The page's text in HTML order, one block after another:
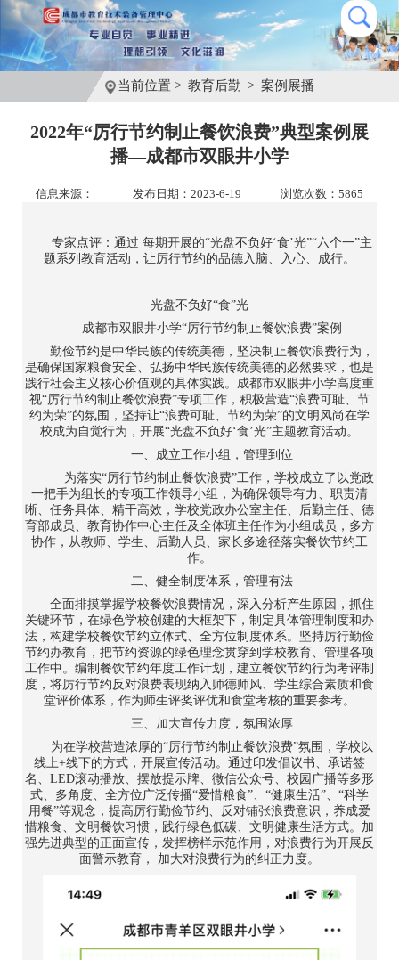
当前位置 > 教育后勤 > 案例展播
2022年“厉行节约制止餐饮浪费”典型案例展
播—成都市双眼井小学
信息来源： 发布日期：2023-6-19 浏览次数：5865
专家点评：通过 每期开展的“光盘不负好‘食’光”“六个一”主
题系列教育活动，让厉行节约的品德入脑、入心、成行。
光盘不负好“食”光
——成都市双眼井小学“厉行节约制止餐饮浪费”案例
勤俭节约是中华民族的传统美德，坚决制止餐饮浪费行为，
是确保国家粮食安全、弘扬中华民族传统美德的必然要求，也是
践行社会主义核心价值观的具体实践。成都市双眼井小学高度重
视“厉行节约制止餐饮浪费”专项工作，积极营造“浪费可耻、节
约为荣”的氛围，坚持让“浪费可耻、节约为荣”的文明风尚在学
校成为自觉行为，开展“光盘不负好‘食’光”主题教育活动。
一、成立工作小组，管理到位
为落实“厉行节约制止餐饮浪费”工作，学校成立了以党政
一把手为组长的专项工作领导小组，为确保领导有力、职责清
晰、任务具体、精干高效，学校党政办公室主任、后勤主任、德
育部成员、教育协作中心主任及全体班主任作为小组成员，多方
协作，从教师、学生、后勤人员、家长多途径落实餐饮节约工
作。
二、健全制度体系，管理有法
全面排摸掌握学校餐饮浪费情况，深入分析产生原因，抓住
关键环节，在绿色学校创建的大框架下，制定具体管理制度和办
法，构建学校餐饮节约立体式、全方位制度体系。坚持厉行勤俭
节约办教育，把节约资源的绿色理念贯穿到学校教育、管理各项
工作中。编制餐饮节约年度工作计划，建立餐饮节约行为考评制
度，将厉行节约反对浪费表现纳入师德师风、学生综合素质和食
堂评价体系，作为师生评奖评优和食堂考核的重要参考。
三、加大宣传力度，氛围浓厚
为在学校营造浓厚的“厉行节约制止餐饮浪费”氛围，学校以
线上+线下的方式，开展宣传活动。通过印发倡议书、承诺签
名、LED滚动播放、摆放提示牌、微信公众号、校园广播等多形
式、多角度、全方位广泛传播“爱惜粮食”、“健康生活”、“科学
用餐”等观念，提高厉行勤俭节约、反对铺张浪费意识，养成爱
惜粮食、文明餐饮习惯，践行绿色低碳、文明健康生活方式。加
强先进典型的正面宣传，发挥榜样示范作用，对浪费行为开展反
面警示教育， 加大对浪费行为的纠正力度。